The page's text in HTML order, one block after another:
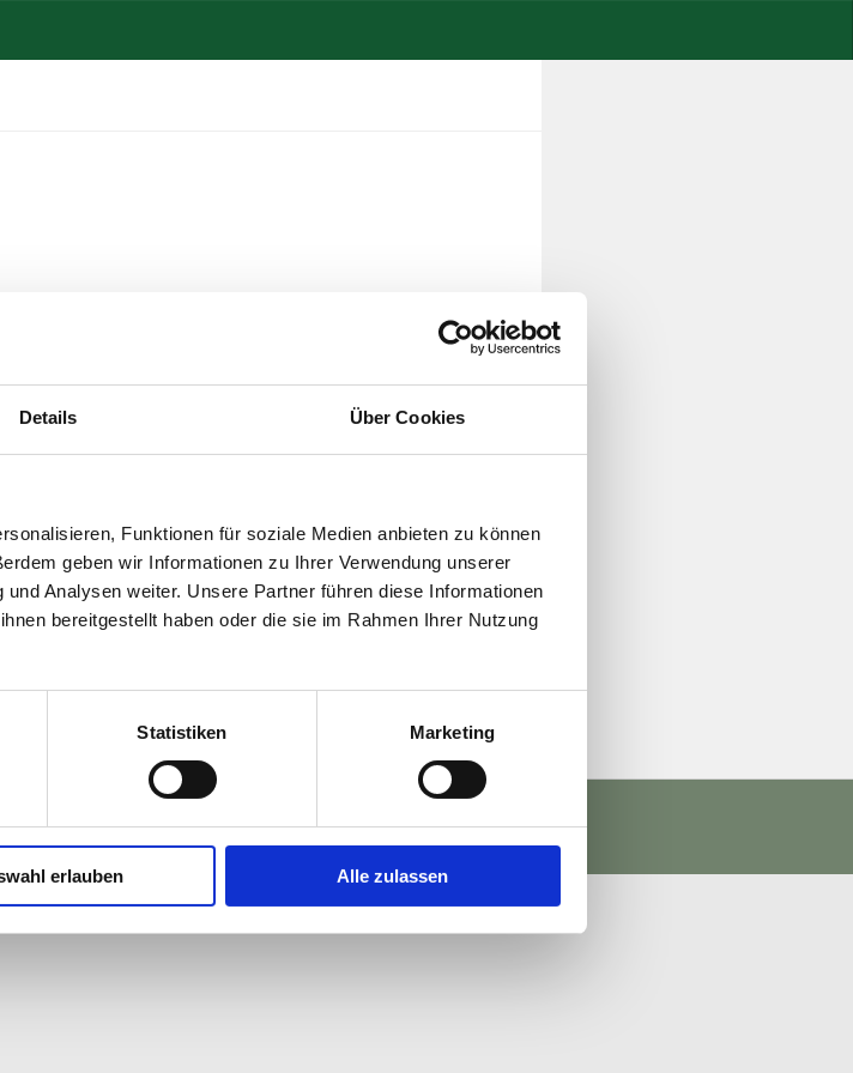
Details Über Cookies
Funktionen für soziale Medien anbieten zu können
geben wir Informationen zu Ihrer Verwendung unserer
Analysen weiter. Unsere Partner führen diese Informationen
bereitgestellt haben oder die sie im Rahmen Ihrer Nutzung
Statistiken Marketing
erlauben Alle zulassen